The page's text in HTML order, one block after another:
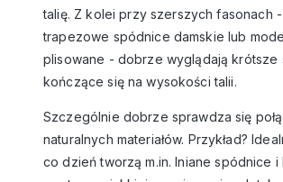
talię. Z kolei przy szerszych fasonach
trapezowe spódnice damskie lub
plisowane - dobrze wyglądają krótsze
kończące się na wysokości talii.
Szczególnie dobrze sprawdza się
naturalnych materiałów. Przykład?
co dzień tworzą m.in.lniane spódnice i